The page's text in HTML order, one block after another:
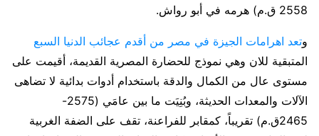
2558 ق.م) هرمه في أبو رواش.
وتعد اهرامات الجيزة في مصر من أقدم عجائب الدنيا السبع
المتبقية للان وهي نموذج للحضارة المصرية القديمة، أقيمت على
مستوى عال من الكمال والدقة باستخدام أدوات بدائية لا تضاهى
الآلات والمعدات الحديثة، وبُنِيَت ما بين عامَي (2575-
2465ق.م) تقريباً، كمقابر للفراعنة، تقف على الضفة الغربية